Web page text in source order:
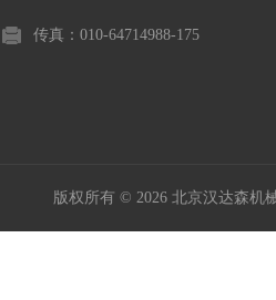
传真：010-64714988-175
版权所有 © 2026 北京汉达森